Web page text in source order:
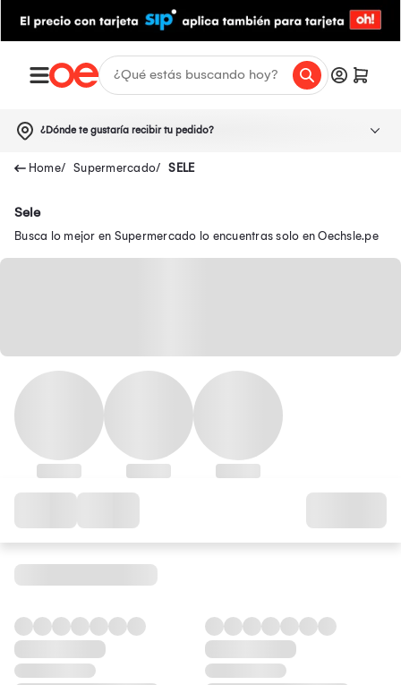
¿Dónde te gustaría recibir tu pedido?
Supermercado SELE
Sele
Busca lo mejor en Supermercado lo encuentras solo en Oechsle.pe